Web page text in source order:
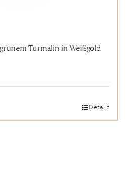
Turmalin in Weißgold
Details